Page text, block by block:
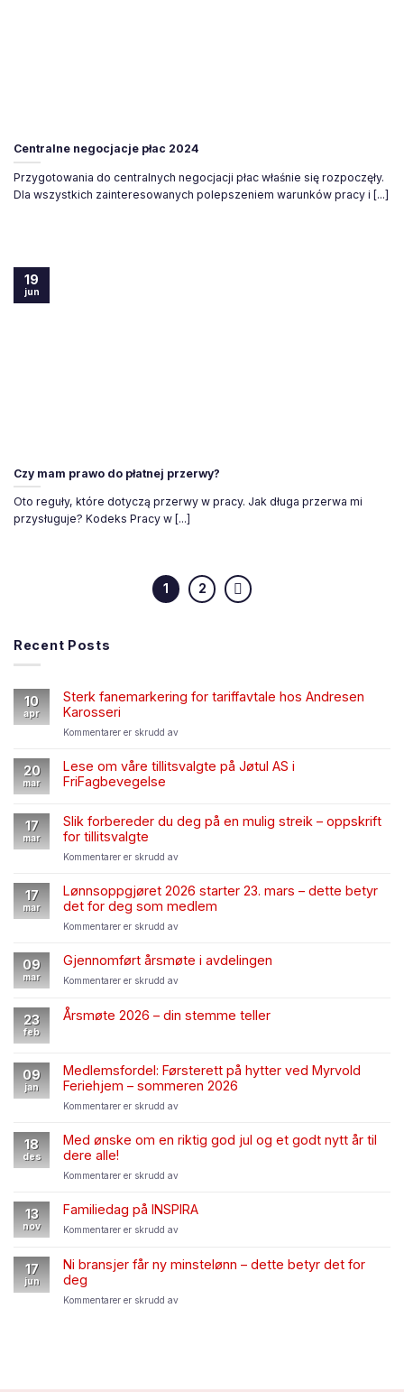
Centralne negocjacje płac 2024
Przygotowania do centralnych negocjacji płac właśnie się rozpoczęły.
Dla wszystkich zainteresowanych polepszeniem warunków pracy i [...]
Czy mam prawo do płatnej przerwy?
Oto reguły, które dotyczą przerwy w pracy. Jak długa przerwa mi
przysługuje? Kodeks Pracy w [...]
19
jun
1 2
Recent Posts
10
apr
Sterk fanemarkering for tariffavtale hos Andresen
Karosseri
Kommentarer er skrudd avfor
fanemarkering
for
Andresen
Karosseri
20
mar
Lese om våre tillitsvalgte på Jøtul AS i
FriFagbevegelse
17
mar
Slik forbereder du deg på en mulig streik – oppskrift
for tillitsvalgte
Kommentarer er skrudd avfor
forbereder
du
deg
på
mulig
for
17
mar
Lønnsoppgjøret 2026 starter 23. mars – dette betyr
det for deg som medlem
Kommentarer er skrudd avfor
2026
starter
23.
–
for
deg
09
mar
Gjennomført årsmøte i avdelingen
Kommentarer er skrudd avfor
i
23
feb
Årsmøte 2026 – din stemme teller
09
jan
Medlemsfordel: Førsterett på hytter ved Myrvold
Feriehjem – sommeren 2026
Kommentarer er skrudd avfor
Førsterett
på
ved
Feriehjem
18
des
Med ønske om en riktig god jul og et godt nytt år til
dere alle!
Kommentarer er skrudd avfor
ønske
om
en
god
13
nov
Familiedag på INSPIRA
Kommentarer er skrudd avfor
på
INSPIRA
17
jun
Ni bransjer får ny minstelønn – dette betyr det for
deg
Kommentarer er skrudd avfor